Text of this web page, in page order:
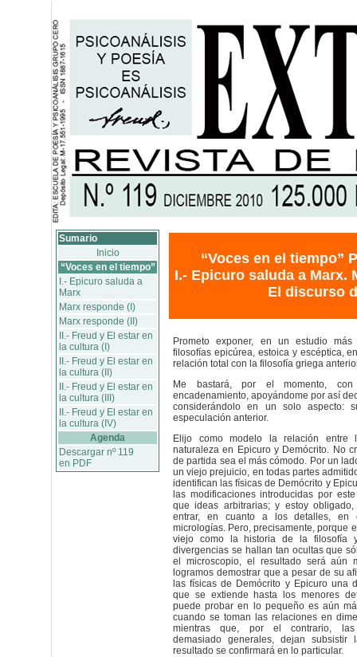
Sumario
Inicio
“Voces en el tiempo”
I.- Epicuro saluda a
Marx
Marx responde (I)
Marx responde (II)
II.- Freud y El estar en
la cultura (I)
II.- Freud y El estar en
la cultura (II)
II.- Freud y El estar en
la cultura (III)
II.- Freud y El estar en
la cultura (IV)
Agenda
Descargar nº 119
en PDF
“Voces en el tiempo”
I.- Epicuro saluda a Marx.
El discurso
Prometo exponer, en un estudio más
filosofías epicúrea, estoica y escéptica,
relación total con la filosofía griega
Me bastará, por el momento, con
encadenamiento, apoyándome por así
considerándolo en un solo aspecto:
especulación anterior.
Elijo como modelo la relación entre
naturaleza en Epicuro y Demócrito. No
de partida sea el más cómodo. Por un
un viejo prejuicio, en todas partes
identifican las físicas de Demócrito y
las modificaciones introducidas por
que ideas arbitrarias; y estoy
entrar, en cuanto a los detalles, en
micrologías. Pero, precisamente, porque
viejo como la historia de la filosofía
divergencias se hallan tan ocultas que
el microscopio, el resultado será aún
logramos demostrar que a pesar de su
las físicas de Demócrito y Epicuro una
que se extiende hasta los menores
puede probar en lo pequeño es aún
cuando se toman las relaciones en
mientras que, por el contrario, las
demasiado generales, dejan
resultado se confirmará en lo particular.